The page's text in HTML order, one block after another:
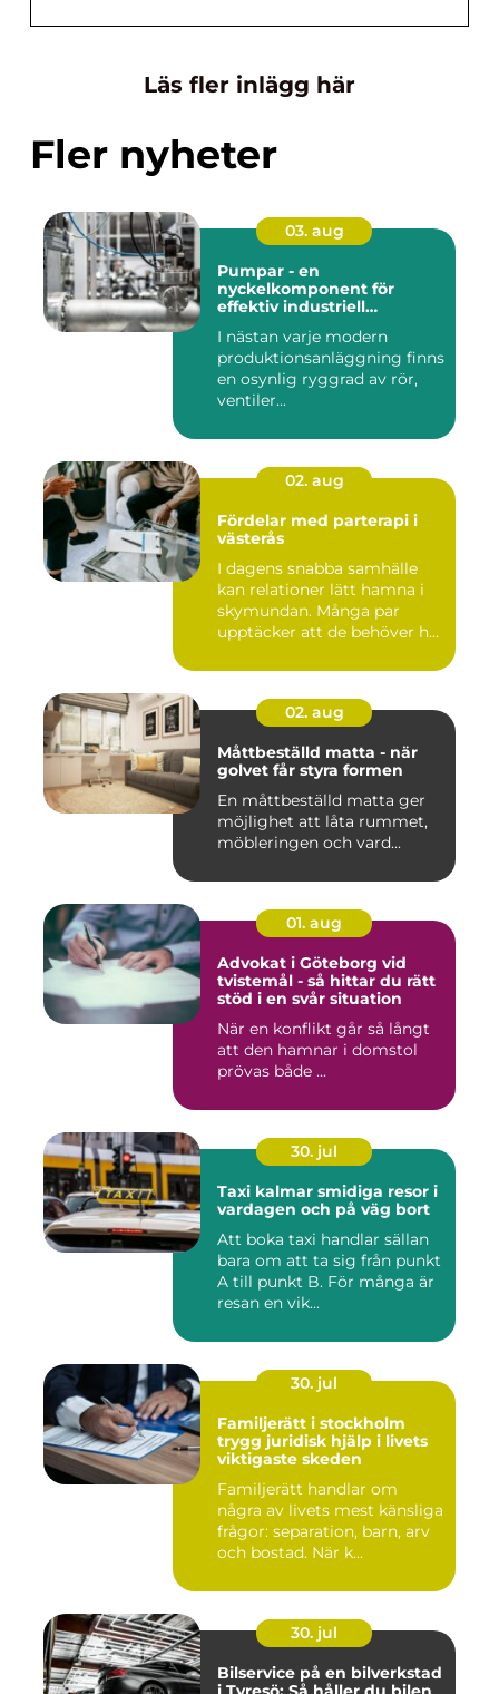
Läs fler inlägg här
Fler nyheter
03. aug
Pumpar - en
nyckelkomponent för
effektiv industriell
I nästan varje modern
produktionsanläggning finns
en osynlig ryggrad av rör,
ventiler...
02. aug
Fördelar med parterapi i
västerås
I dagens snabba samhälle
kan relationer lätt hamna i
skymundan. Många par
upptäcker att de behöver h...
02. aug
Måttbeställd matta - när
golvet får styra formen
En måttbeställd matta ger
möjlighet att låta rummet,
möbleringen och vard...
01. aug
Advokat i Göteborg vid
tvistemål - så hittar du rätt
stöd i en svår situation
När en konflikt går så långt
att den hamnar i domstol
prövas både ...
30. jul
Taxi kalmar smidiga resor i
vardagen och på väg bort
Att boka taxi handlar sällan
bara om att ta sig från punkt
A till punkt B. För många är
resan en vik...
30. jul
Familjerätt i stockholm
trygg juridisk hjälp i livets
viktigaste skeden
Familjerätt handlar om
några av livets mest känsliga
frågor: separation, barn, arv
och bostad. När k...
30. jul
Bilservice på en bilverkstad